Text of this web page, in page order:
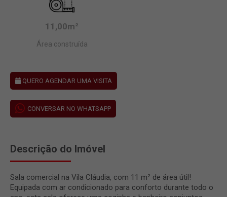
11,00m²
Área construída
QUERO AGENDAR UMA VISITA
CONVERSAR NO WHATSAPP
Descrição do Imóvel
Sala comercial na Vila Cláudia, com 11 m² de área útil!
Equipada com ar condicionado para conforto durante todo o